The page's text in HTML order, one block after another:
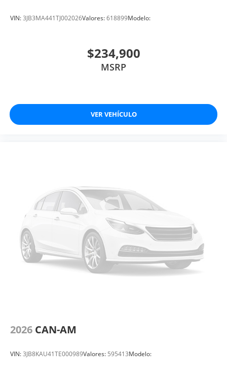
VIN:3JB3MA441TJ002026Valores:618899Modelo:
$234,900
MSRP
VER VEHÍCULO
2026 CAN-AM
VIN:3JB8KAU41TE000989Valores: 595413Modelo: